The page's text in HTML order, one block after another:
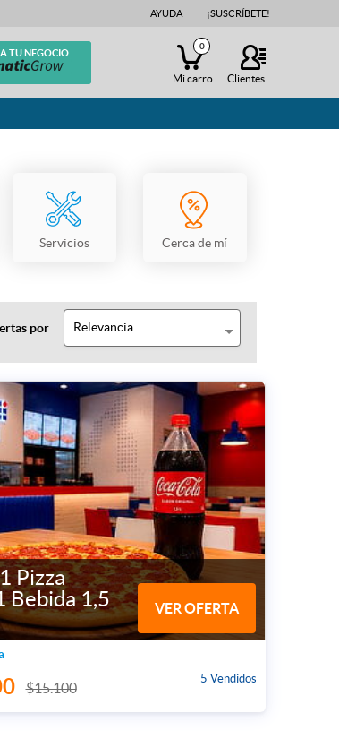
AYUDA ¡SUSCRÍBETE!
TU NEGOCIO
Clientes
0
Mi carro
Servicios Cerca de mí
por Relevancia
Pizza
Bebida 1,5
VER OFERTA
5 Vendidos
$15.100